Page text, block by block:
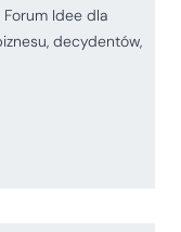
Idee dla
decydentów,